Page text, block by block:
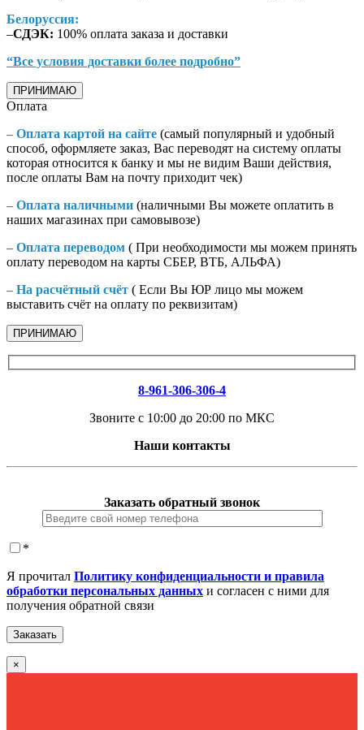
Белоруссия:
–СДЭК: 100% оплата заказа и доставки
“Все условия доставки более подробно”
ПРИНИМАЮ
Оплата
– Оплата картой на сайте (самый популярный и удобный
способ, оформляете заказ, Вас переводят на систему оплаты
которая относится к банку и мы не видим Ваши действия,
после оплаты Вам на почту приходит чек)
– Оплата наличными (наличными Вы можете оплатить в
наших магазинах при самовывозе)
– Оплата переводом ( При необходимости мы можем принять
оплату переводом на карты СБЕР, ВТБ, АЛЬФА)
– На расчётный счёт ( Если Вы ЮР лицо мы можем
выставить счёт на оплату по реквизитам)
ПРИНИМАЮ
8-961-306-306-4
Звоните с 10:00 до 20:00 по МКС
Наши контакты
Заказать обратный звонок
*
Я прочитал Политику конфиденциальности и правила
обработки персональных данных и согласен с ними для
получения обратной связи
×